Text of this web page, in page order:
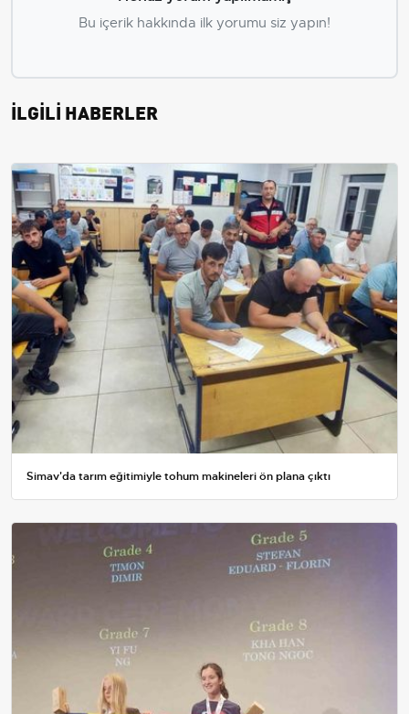
Bu içerik hakkında ilk yorumu siz yapın!
İLGİLİ HABERLER
Simav'da tarım eğitimiyle tohum makineleri ön plana çıktı